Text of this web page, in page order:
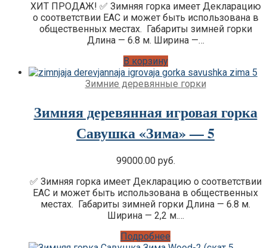
ХИТ ПРОДАЖ! ✅ Зимняя горка имеет Декларацию
о соответствии EAC и может быть использована в
общественных местах. Габариты зимней горки
Длина — 6.8 м. Ширина —…
В корзину
Зимние деревянные горки
Зимняя деревянная игровая горка
Савушка «Зима» — 5
99000.00 руб.
✅ Зимняя горка имеет Декларацию о соответствии
EAC и может быть использована в общественных
местах. Габариты зимней горки Длина — 6.8 м.
Ширина — 2,2 м.…
Подробнее